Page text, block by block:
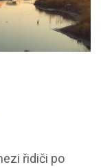
řidiči po